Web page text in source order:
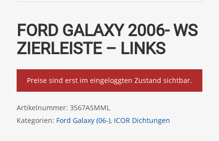
FORD GALAXY 2006- WS
ZIERLEISTE – LINKS
Preise sind erst im eingeloggten Zustand sichtbar.
Artikelnummer: 3567ASMML
Kategorien: Ford Galaxy (06-), ICOR Dichtungen